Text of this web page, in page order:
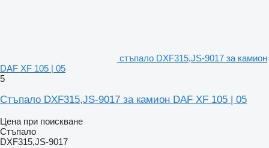
стъпало DXF315,JS-9017 за камион
DAF XF 105 | 05
5
Стъпало DXF315,JS-9017 за камион DAF XF 105 | 05
Цена при поискване
Стъпало
DXF315,JS-9017